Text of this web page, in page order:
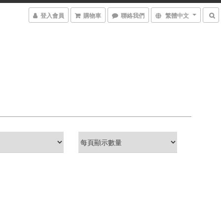
登入會員 購物車 聯絡我們 繁體中文